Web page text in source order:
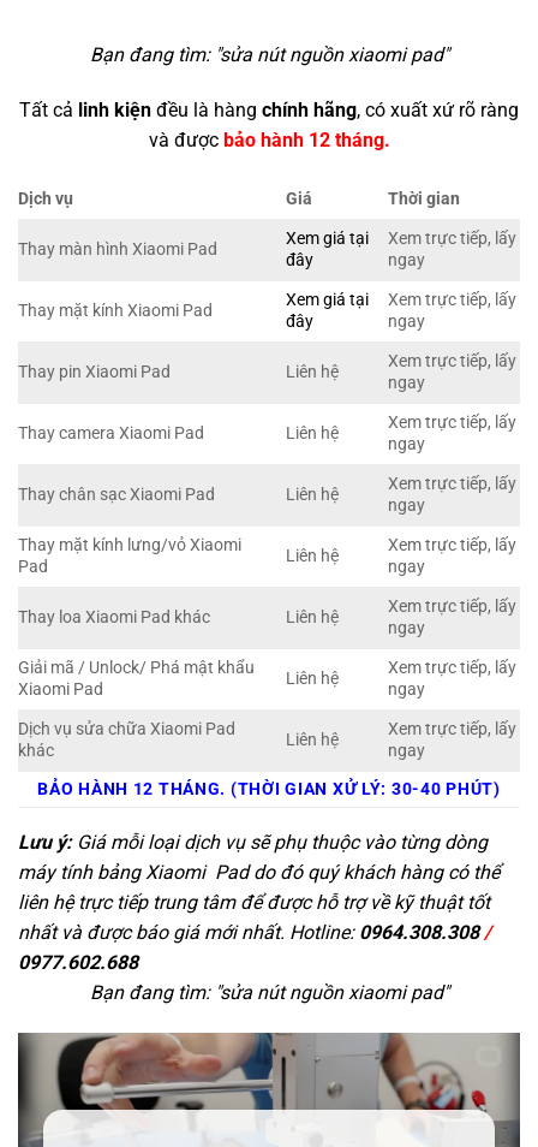
Bạn đang tìm: "sửa nút nguồn xiaomi pad"
Tất cả linh kiện đều là hàng chính hãng, có xuất xứ rõ ràng
và được bảo hành 12 tháng.
Dịch vụ Giá Thời gian
Thay màn hình Xiaomi Pad
Xem giá tại
đây
Xem trực tiếp, lấy
ngay
Thay mặt kính Xiaomi Pad
Xem giá tại
đây
Xem trực tiếp, lấy
ngay
Thay pin Xiaomi Pad Liên hệ
Xem trực tiếp, lấy
ngay
Thay camera Xiaomi Pad Liên hệ
Xem trực tiếp, lấy
ngay
Thay chân sạc Xiaomi Pad Liên hệ
Xem trực tiếp, lấy
ngay
Thay mặt kính lưng/vỏ Xiaomi
Pad
Liên hệ
Xem trực tiếp, lấy
ngay
Thay loa Xiaomi Pad khác Liên hệ
Xem trực tiếp, lấy
ngay
Giải mã / Unlock/ Phá mật khẩu
Xiaomi Pad
Liên hệ
Xem trực tiếp, lấy
ngay
Dịch vụ sửa chữa Xiaomi Pad
khác
Liên hệ
Xem trực tiếp, lấy
ngay
BẢO HÀNH 12 THÁNG. (THỜI GIAN XỬ LÝ: 30-40 PHÚT)
Lưu ý:Giá mỗi loại dịch vụ sẽ phụ thuộc vào từng dòng
máy tính bảng Xiaomi Pad do đó quý khách hàng có thể
liên hệ trực tiếp trung tâm để được hỗ trợ về kỹ thuật tốt
nhất và được báo giá mới nhất. Hotline: 0964.308.308/
0977.602.688
Bạn đang tìm: "sửa nút nguồn xiaomi pad"